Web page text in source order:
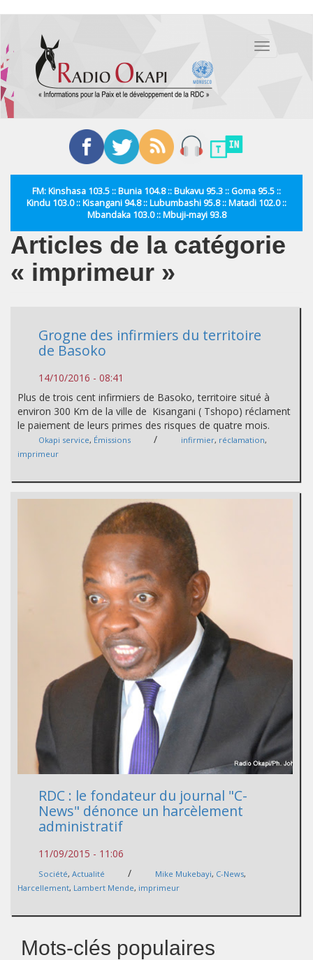
contenu
principal
Toggle
FM: Kinshasa 103.5 :: Bunia 104.8 :: Bukavu 95.3 :: Goma 95.5 ::
Kindu 103.0 :: Kisangani 94.8 :: Lubumbashi 95.8 :: Matadi 102.0 ::
Mbandaka 103.0 :: Mbuji-mayi 93.8
Articles de la catégorie
« imprimeur »
Grogne des infirmiers du territoire
de Basoko
14/10/2016 - 08:41
Plus de trois cent infirmiers de Basoko, territoire situé à
environ 300 Km de la ville de Kisangani ( Tshopo) réclament
le paiement de leurs primes des risques de quatre mois.
Okapi service, Émissions / infirmier, réclamation,
imprimeur
RDC : le fondateur du journal "C-
News" dénonce un harcèlement
administratif
11/09/2015 - 11:06
Société, Actualité / Mike Mukebayi, C-News,
Harcellement, Lambert Mende, imprimeur
Mots-clés populaires